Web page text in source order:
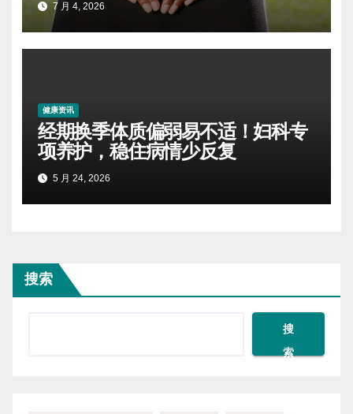
7 月 4, 2026
健康资讯
经期换季体质偏弱易不适！妇科专
项养护，稳住病情少反复
5 月 24, 2026
搜索
搜
索